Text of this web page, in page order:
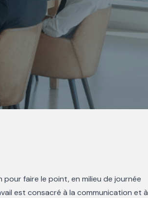
faire le point, en milieu de journée
est consacré à la communication et à